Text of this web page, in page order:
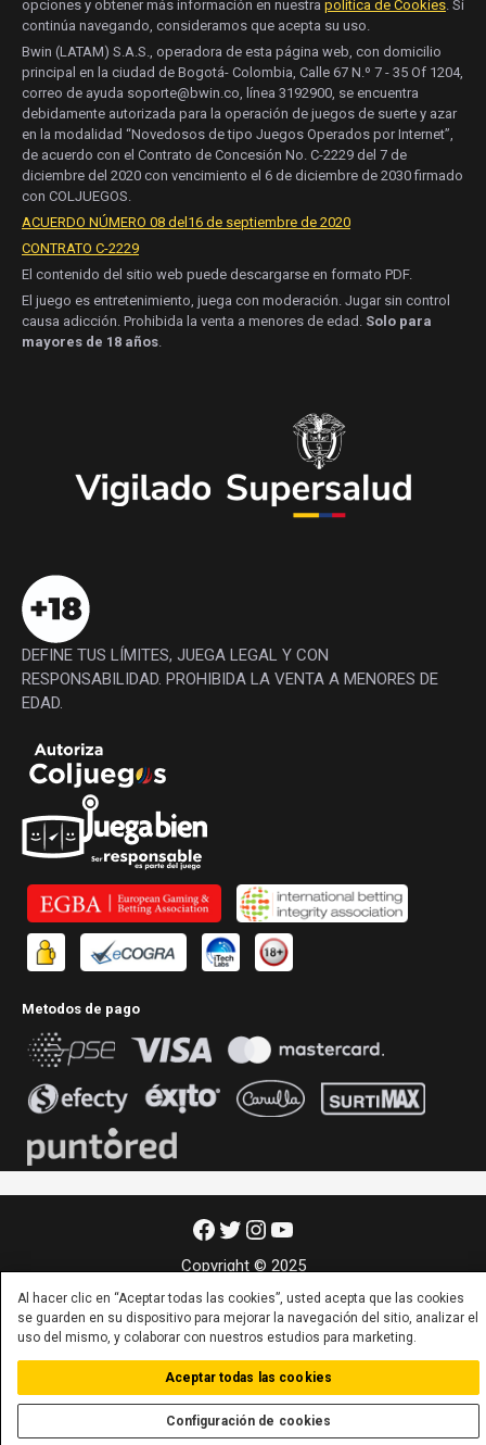
opciones y obtener más información en nuestra política de Cookies. Si
continúa navegando, consideramos que acepta su uso.
Bwin (LATAM) S.A.S., operadora de esta página web, con domicilio
principal en la ciudad de Bogotá- Colombia, Calle 67 N.º 7 - 35 Of 1204,
correo de ayuda soporte@bwin.co, línea 3192900, se encuentra
debidamente autorizada para la operación de juegos de suerte y azar
en la modalidad “Novedosos de tipo Juegos Operados por Internet”,
de acuerdo con el Contrato de Concesión No. C-2229 del 7 de
diciembre del 2020 con vencimiento el 6 de diciembre de 2030 firmado
con COLJUEGOS.
ACUERDO NÚMERO 08 del16 de septiembre de 2020
CONTRATO C-2229
El contenido del sitio web puede descargarse en formato PDF.
El juego es entretenimiento, juega con moderación. Jugar sin control
causa adicción. Prohibida la venta a menores de edad. Solo para
mayores de 18 años.
DEFINE TUS LÍMITES, JUEGA LEGAL Y CON
RESPONSABILIDAD. PROHIBIDA LA VENTA A MENORES DE
EDAD.
Metodos de pago
Facebook
Twitter
Instagram
YouTube
Copyright © 2025
Al hacer clic en “Aceptar todas las cookies”, usted acepta que las cookies
se guarden en su dispositivo para mejorar la navegación del sitio, analizar el
uso del mismo, y colaborar con nuestros estudios para marketing.
Configuración de cookies
Aceptar todas las cookies